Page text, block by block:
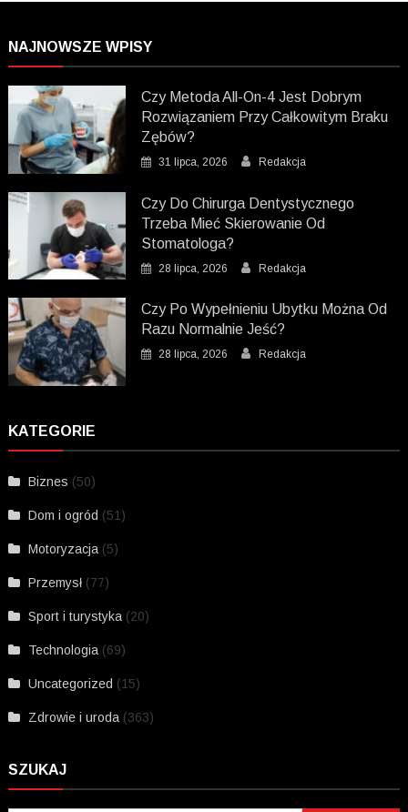
NAJNOWSZE WPISY
Czy Metoda All-On-4 Jest Dobrym
Rozwiązaniem Przy Całkowitym Braku
Zębów?
31 lipca, 2026 Redakcja
Czy Do Chirurga Dentystycznego
Trzeba Mieć Skierowanie Od
Stomatologa?
28 lipca, 2026 Redakcja
Czy Po Wypełnieniu Ubytku Można Od
Razu Normalnie Jeść?
28 lipca, 2026 Redakcja
KATEGORIE
Biznes (50)
Dom i ogród (51)
Motoryzacja (5)
Przemysł (77)
Sport i turystyka (20)
Technologia (69)
Uncategorized (15)
Zdrowie i uroda (363)
SZUKAJ